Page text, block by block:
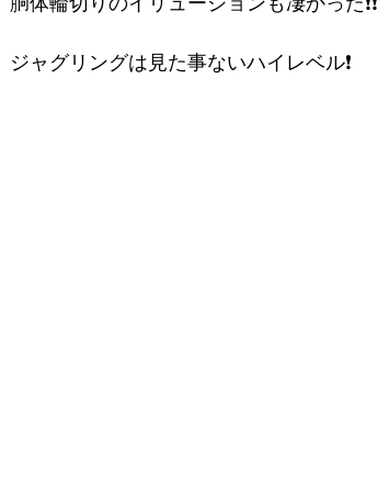
ジャグリングは見た事ないハイレベル❗️